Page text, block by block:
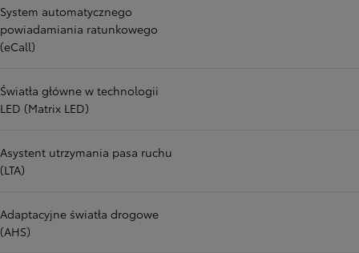
System automatycznego
powiadamiania ratunkowego
(eCall)
Światła główne w technologii
LED (Matrix LED)
Asystent utrzymania pasa ruchu
(LTA)
Adaptacyjne światła drogowe
(AHS)